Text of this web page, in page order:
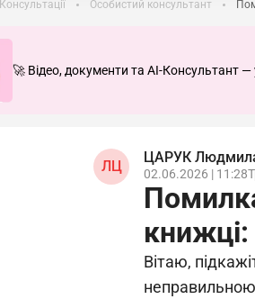
Консультації Особистий консультант
🚀 Відео, документи та AI-Консультант —
ЛЦ
ЦАРУК
02.06.2026 | 11:28
Вітаю,